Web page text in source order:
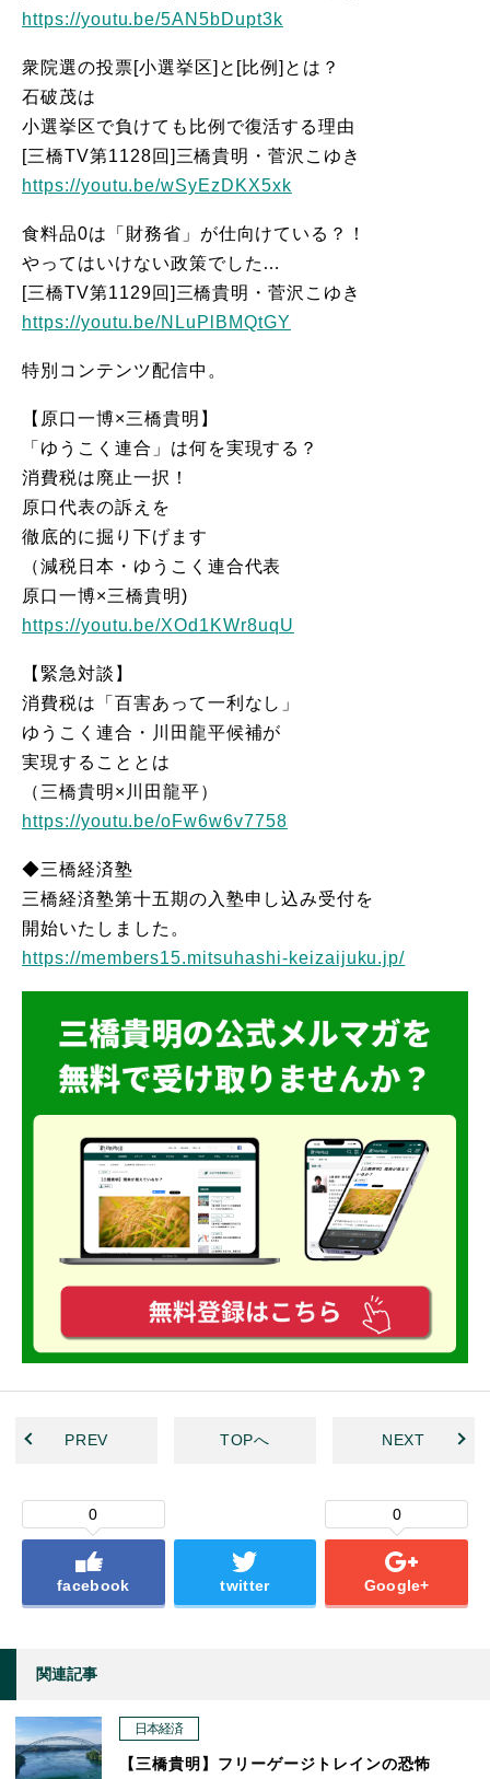
https://youtu.be/5AN5bDupt3k
衆院選の投票[小選挙区]と[比例]とは？
石破茂は
小選挙区で負けても比例で復活する理由
[三橋TV第1128回]三橋貴明・菅沢こゆき
https://youtu.be/wSyEzDKX5xk
食料品0は「財務省」が仕向けている？！
やってはいけない政策でした…
[三橋TV第1129回]三橋貴明・菅沢こゆき
https://youtu.be/NLuPlBMQtGY
特別コンテンツ配信中。
【原口一博×三橋貴明】
「ゆうこく連合」は何を実現する？
消費税は廃止一択！
原口代表の訴えを
徹底的に掘り下げます
（減税日本・ゆうこく連合代表
原口一博×三橋貴明)
https://youtu.be/XOd1KWr8uqU
【緊急対談】
消費税は「百害あって一利なし」
ゆうこく連合・川田龍平候補が
実現することとは
（三橋貴明×川田龍平）
https://youtu.be/oFw6w6v7758
◆三橋経済塾
三橋経済塾第十五期の入塾申し込み受付を
開始いたしました。
https://members15.mitsuhashi-keizaijuku.jp/
PREV TOPへ NEXT
0
facebook twitter
0
Google+
関連記事
日本経済
【三橋貴明】フリーゲージトレインの恐怖